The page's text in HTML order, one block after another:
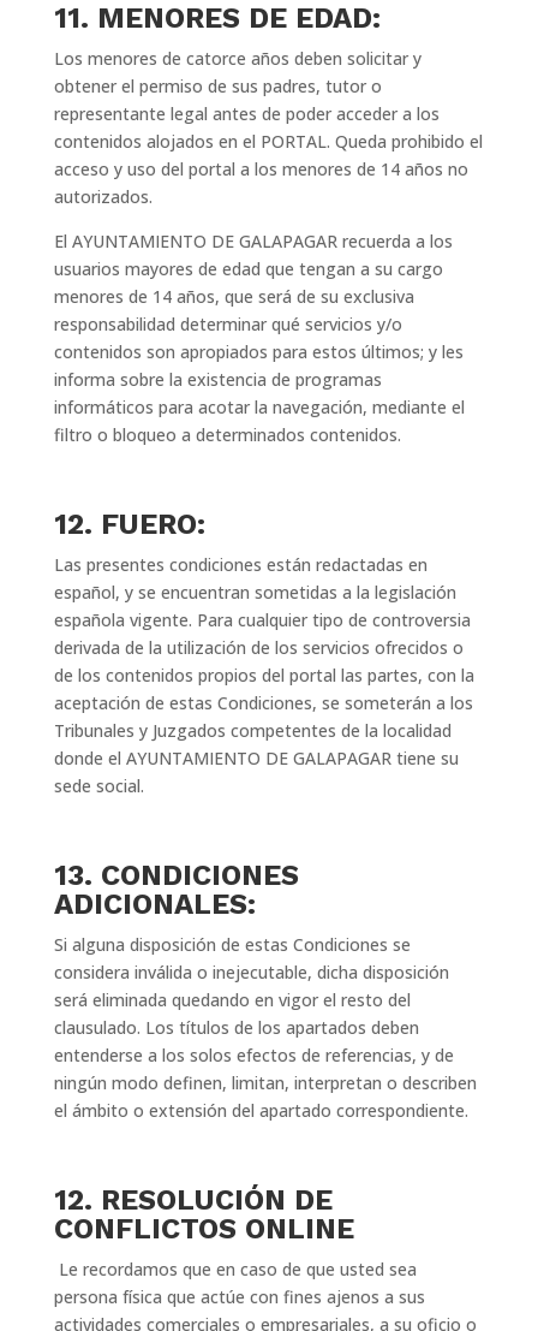
11. MENORES DE EDAD:
Los menores de catorce años deben solicitar y
obtener el permiso de sus padres, tutor o
representante legal antes de poder acceder a los
contenidos alojados en el PORTAL. Queda prohibido el
acceso y uso del portal a los menores de 14 años no
autorizados.
El AYUNTAMIENTO DE GALAPAGAR recuerda a los
usuarios mayores de edad que tengan a su cargo
menores de 14 años, que será de su exclusiva
responsabilidad determinar qué servicios y/o
contenidos son apropiados para estos últimos; y les
informa sobre la existencia de programas
informáticos para acotar la navegación, mediante el
filtro o bloqueo a determinados contenidos.
12. FUERO:
Las presentes condiciones están redactadas en
español, y se encuentran sometidas a la legislación
española vigente. Para cualquier tipo de controversia
derivada de la utilización de los servicios ofrecidos o
de los contenidos propios del portal las partes, con la
aceptación de estas Condiciones, se someterán a los
Tribunales y Juzgados competentes de la localidad
donde el AYUNTAMIENTO DE GALAPAGAR tiene su
sede social.
13. CONDICIONES
ADICIONALES:
Si alguna disposición de estas Condiciones se
considera inválida o inejecutable, dicha disposición
será eliminada quedando en vigor el resto del
clausulado. Los títulos de los apartados deben
entenderse a los solos efectos de referencias, y de
ningún modo definen, limitan, interpretan o describen
el ámbito o extensión del apartado correspondiente.
12. RESOLUCIÓN DE
CONFLICTOS ONLINE
Le recordamos que en caso de que usted sea
persona física que actúe con fines ajenos a sus
actividades comerciales o empresariales, a su oficio o